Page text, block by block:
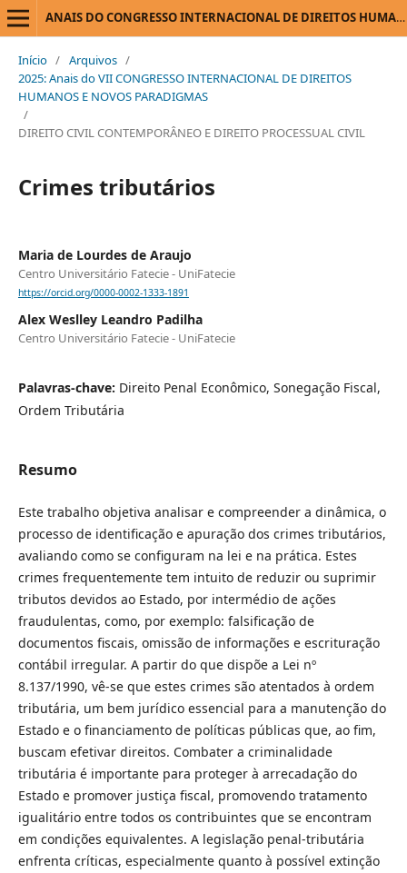
ANAIS DO CONGRESSO INTERNACIONAL DE DIREITOS HUMANOS E NOVOS PARADIGMAS
Início / Arquivos /
2025: Anais do VII CONGRESSO INTERNACIONAL DE DIREITOS
HUMANOS E NOVOS PARADIGMAS
/
DIREITO CIVIL CONTEMPORÂNEO E DIREITO PROCESSUAL CIVIL
Crimes tributários
Maria de Lourdes de Araujo
Centro Universitário Fatecie - UniFatecie
https://orcid.org/0000-0002-1333-1891
Alex Weslley Leandro Padilha
Centro Universitário Fatecie - UniFatecie
Palavras-chave: Direito Penal Econômico, Sonegação Fiscal,
Ordem Tributária
Resumo
Este trabalho objetiva analisar e compreender a dinâmica, o
processo de identificação e apuração dos crimes tributários,
avaliando como se configuram na lei e na prática. Estes
crimes frequentemente tem intuito de reduzir ou suprimir
tributos devidos ao Estado, por intermédio de ações
fraudulentas, como, por exemplo: falsificação de
documentos fiscais, omissão de informações e escrituração
contábil irregular. A partir do que dispõe a Lei nº
8.137/1990, vê-se que estes crimes são atentados à ordem
tributária, um bem jurídico essencial para a manutenção do
Estado e o financiamento de políticas públicas que, ao fim,
buscam efetivar direitos. Combater a criminalidade
tributária é importante para proteger à arrecadação do
Estado e promover justiça fiscal, promovendo tratamento
igualitário entre todos os contribuintes que se encontram
em condições equivalentes. A legislação penal-tributária
enfrenta críticas, especialmente quanto à possível extinção